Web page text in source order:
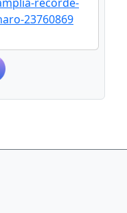
23760869